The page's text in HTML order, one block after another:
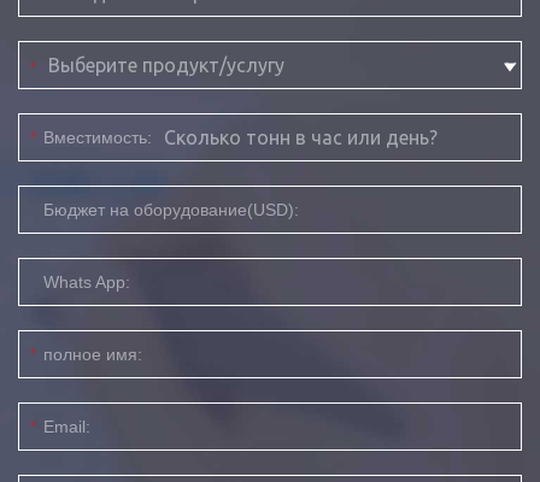
*
* Вместимость:
Бюджет на оборудование(USD):
Whats App:
* полное имя:
* Email: